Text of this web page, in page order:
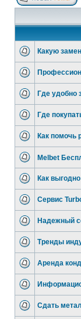
Какую
Где удобно
Где
Как помочь
Melbet
Как
Сервис
Надежный
Тренды
Аренда
Сдать